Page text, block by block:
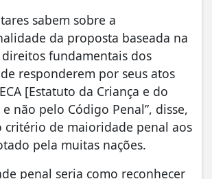
sabem sobre a
da proposta baseada na
direitos fundamentais dos
responderem por seus atos
[Estatuto da Criança e do
não pelo Código Penal”, disse,
critério de maioridade penal aos
pela muitas nações.
penal seria como reconhecer